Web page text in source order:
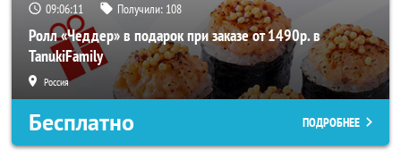
09:06:10 Получили: 108
Ролл «Чеддер» в подарок при заказе от 1490р. в
TanukiFamily
Россия
Бесплатно ПОДРОБНЕЕ